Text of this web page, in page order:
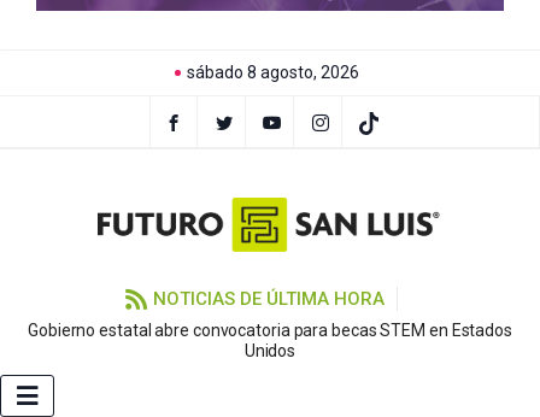
sábado 8 agosto, 2026
NOTICIAS DE ÚLTIMA HORA
Gobierno estatal abre convocatoria para becas STEM en Estados
Unidos